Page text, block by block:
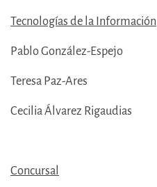
Tecnologías de la Información
Pablo González-Espejo
Teresa Paz-Ares
Cecilia Álvarez Rigaudias
Concursal